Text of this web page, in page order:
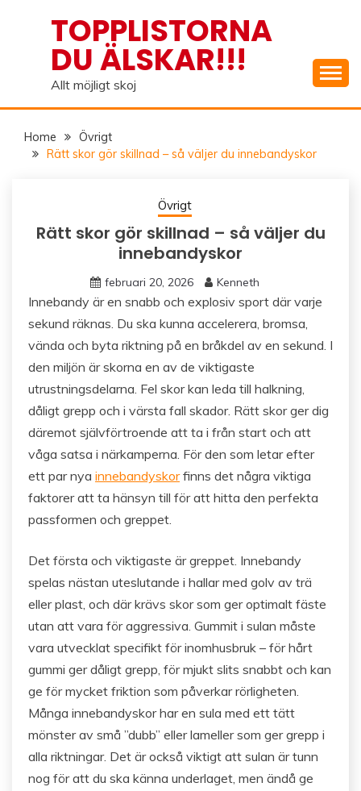
TOPPLISTORNA
DU ÄLSKAR!!!
Allt möjligt skoj
Home
Övrigt
Rätt skor gör skillnad – så väljer du innebandyskor
Övrigt
Rätt skor gör skillnad – så väljer du
innebandyskor
februari 20, 2026 Kenneth
Innebandy är en snabb och explosiv sport där varje
sekund räknas. Du ska kunna accelerera, bromsa,
vända och byta riktning på en bråkdel av en sekund. I
den miljön är skorna en av de viktigaste
utrustningsdelarna. Fel skor kan leda till halkning,
dåligt grepp och i värsta fall skador. Rätt skor ger dig
däremot självförtroende att ta i från start och att
våga satsa i närkamperna. För den som letar efter
ett par nya innebandyskorfinns det några viktiga
faktorer att ta hänsyn till för att hitta den perfekta
passformen och greppet.
Det första och viktigaste är greppet. Innebandy
spelas nästan uteslutande i hallar med golv av trä
eller plast, och där krävs skor som ger optimalt fäste
utan att vara för aggressiva. Gummit i sulan måste
vara utvecklat specifikt för inomhusbruk – för hårt
gummi ger dåligt grepp, för mjukt slits snabbt och kan
ge för mycket friktion som påverkar rörligheten.
Många innebandyskor har en sula med ett tätt
mönster av små ”dubb” eller lameller som ger grepp i
alla riktningar. Det är också viktigt att sulan är tunn
nog för att du ska känna underlaget, men ändå ge